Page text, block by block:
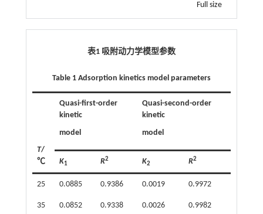
Full size
表1 吸附动力学模型参数
Table 1 Adsorption kinetics model parameters
T/
℃
Quasi-first-order
kinetic
model
Quasi-second-order
kinetic
model
K1 R2 K2 R2
25 0.0885 0.9386 0.0019 0.9972
35 0.0852 0.9338 0.0026 0.9982